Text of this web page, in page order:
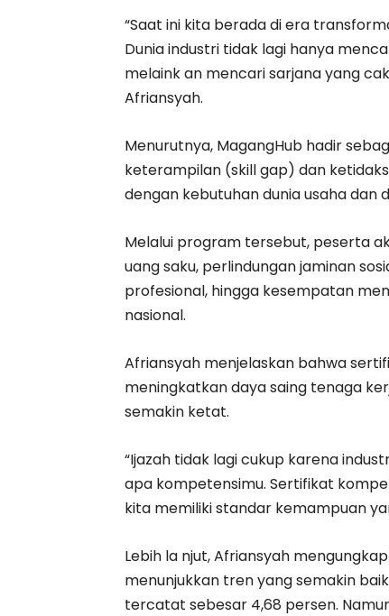
“Saat ini kita berada di era
Dunia industri tidak lagi hanya
melaink an mencari sarjana yang
Afriansyah.
Menurutnya, MagangHub hadir
keterampilan (skill gap) dan
dengan kebutuhan dunia usaha dan
Melalui program tersebut, peserta
uang saku, perlindungan jaminan
profesional, hingga kesempatan
nasional.
Afriansyah menjelaskan bahwa
meningkatkan daya saing tenaga
semakin ketat.
“Ijazah tidak lagi cukup karena
apa kompetensimu. Sertifikat
kita memiliki standar kemampuan
Lebih la njut, Afriansyah
menunjukkan tren yang semakin
tercatat sebesar 4,68 persen.